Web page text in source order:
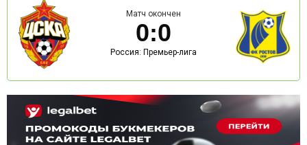
Матч окончен
0:0
Россия: Премьер-лига